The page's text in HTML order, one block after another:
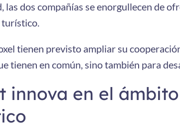
las dos compañías se enorgullecen de
tienen previsto ampliar su
tienen en común, sino también para
innova en el